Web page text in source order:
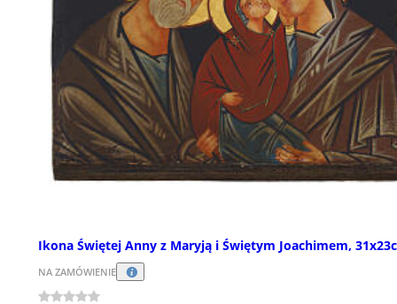
Ikona Świętej Anny z Maryją i Świętym Joachimem,
NA ZAMÓWIENIE